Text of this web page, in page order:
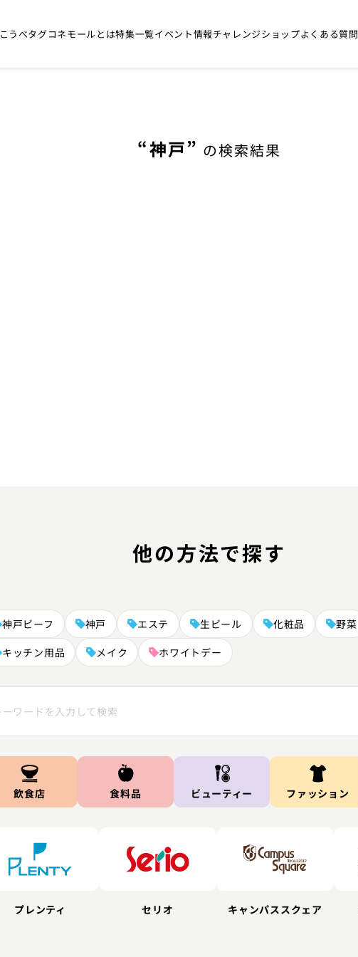
こうべタグコネモールとは特集一覧イベント情報チャレンジショップよくある質問
神戸 の検索結果
他の方法で探す
神戸ビーフ 神戸 エステ 生ビール 化粧品 野菜
キッチン用品
メイク ホワイトデー
飲食店 食料品 ビューティー ファッション
プレンティ セリオ キャンパススクェア